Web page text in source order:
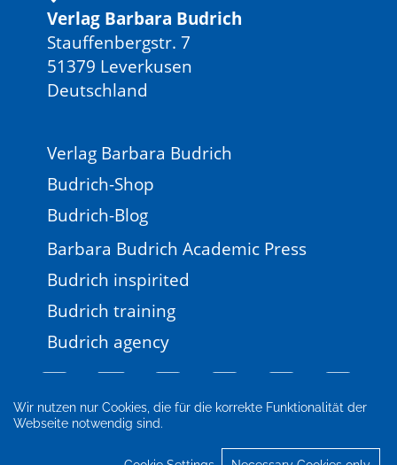
Wir nutzen nur Cookies, die für die korrekte Funktionalität der
Webseite notwendig sind.
Verlag Barbara Budrich
Stauffenbergstr. 7
51379 Leverkusen
Deutschland
Verlag Barbara Budrich
Budrich-Shop
Budrich-Blog
Barbara Budrich Academic Press
Budrich inspirited
Budrich training
Budrich agency
Legal information